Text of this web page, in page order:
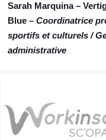
Sarah Marquina –
Blue –Coordinatrice
sportifs et culturels /
administrative